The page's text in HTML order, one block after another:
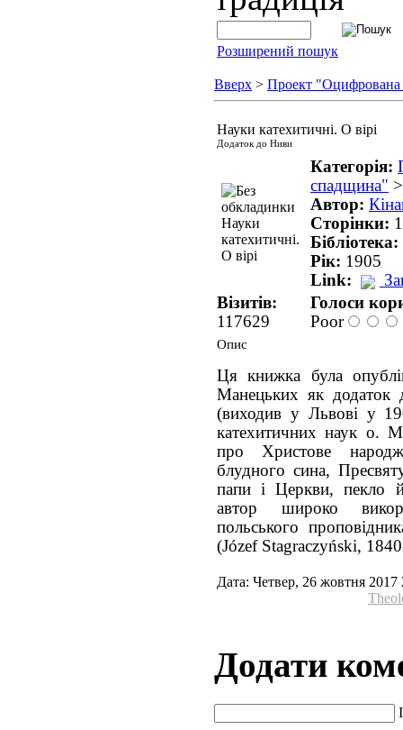
Розширений пошук
Вверх > Проект
Науки катехитичні. О вірі
Додаток до Ниви
Категорія:
спадщина"
Автор:
Сторінки:
Бібліотека:
Рік: 1905
Link:
Візитів:
117629
Голоси
Poor
Опис
Ця книжка була
Манецьких як додаток
(виходив у Львові у
катехитичних наук о.
про Христове
блудного сина,
папи і Церкви, пекло
автор широко
польського
(Józef Stagraczyński,
Дата: Четвер, 26 жовтня 2017
Додати